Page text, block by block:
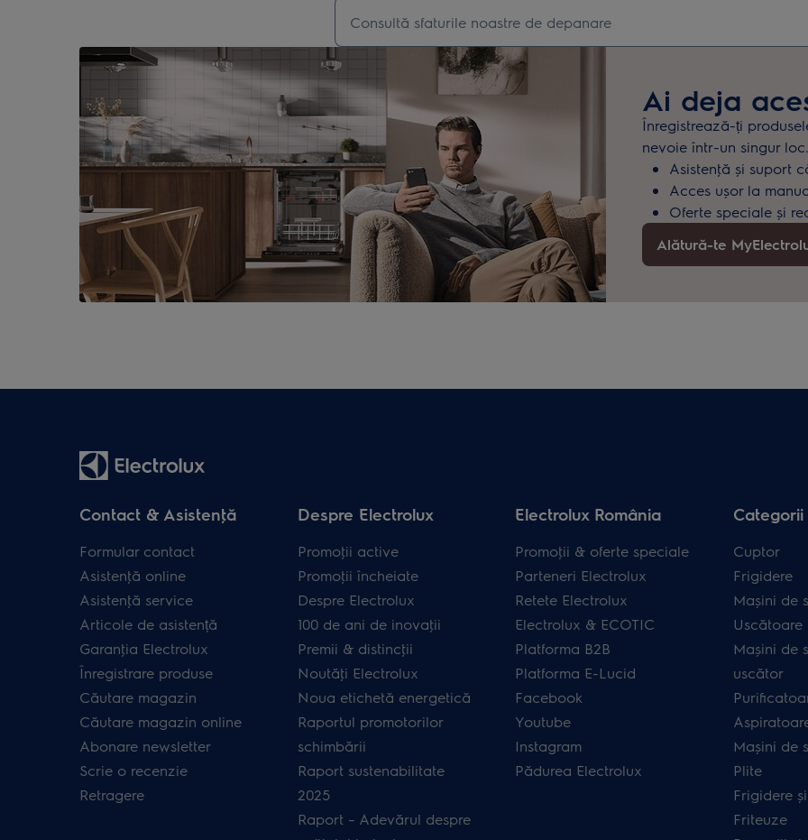
Type to search for support articles
Ai deja
Înregistrează-ți
nevoie într-un singur loc.
Asistenţă și suport
Acces ușor la
Oferte speciale și
Alătură-te
Contact & Asistenţă
Formular contact
Asistenţă online
Asistenţă service
Articole de asistență
Garanţia Electrolux
Înregistrare produse
Căutare magazin
Căutare magazin online
Abonare newsletter
Scrie o recenzie
Retragere
Despre Electrolux
Promoţii active
Promoţii încheiate
Despre Electrolux
100 de ani de inovaţii
Premii & distincţii
Noutăţi Electrolux
Noua etichetă energetică
Raportul promotorilor
schimbării
Raport sustenabilitate
2025
Raport – Adevărul despre
Electrolux România
Promoţii & oferte speciale
Parteneri Electrolux
Retete Electrolux
Electrolux & ECOTIC
Platforma B2B
Platforma E-Lucid
Facebook
Youtube
Instagram
Pădurea Electrolux
Cuptor
Frigidere
Mașini de
Uscătoare
Mașini de
uscător
Mașini de
Plite
Frigidere
Friteuze